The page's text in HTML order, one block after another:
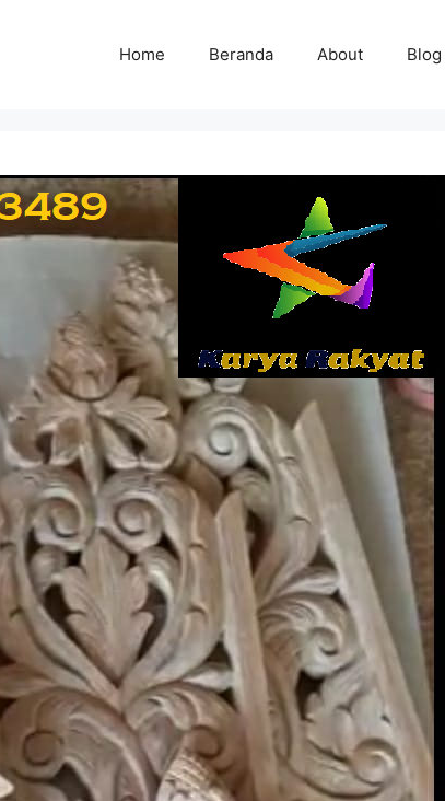
Home Beranda About Blog